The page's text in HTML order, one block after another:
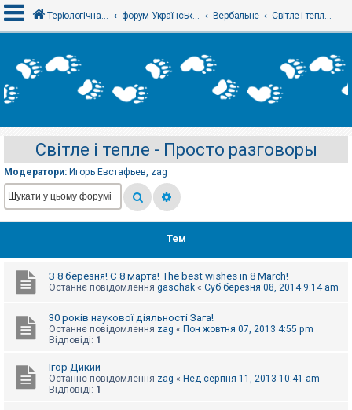
х
і
е
є
с
т
р
а
Т
м
б
з
Теріологічна школа форум Українського теріологічного товариства Вербальне Світле і тепле - Просто разговоры
Світле і тепле - Просто разговоры
Модератори: Игорь Евстафьев, zag
Тем
З 8 березня! С 8 марта! The best wishes in 8 March!
Останнє повідомлення gaschak « Суб березня 08, 2014 9:14 am
30 років наукової діяльності Зага!
Останнє повідомлення zag « Пон жовтня 07, 2013 4:55 pm
Відповіді: 1
Ігор Дикий
Останнє повідомлення zag « Нед серпня 11, 2013 10:41 am
Відповіді: 1